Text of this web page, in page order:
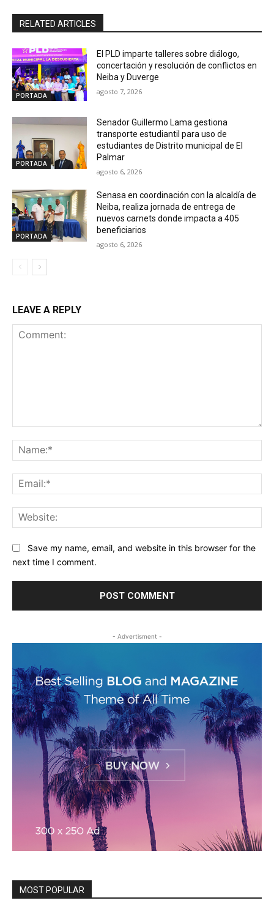
RELATED ARTICLES
PORTADA
El PLD imparte talleres sobre diálogo,
concertación y resolución de conflictos en
Neiba y Duverge
agosto 7, 2026
PORTADA
Senador Guillermo Lama gestiona
transporte estudiantil para uso de
estudiantes de Distrito municipal de El
Palmar
agosto 6, 2026
PORTADA
Senasa en coordinación con la alcaldía de
Neiba, realiza jornada de entrega de
nuevos carnets donde impacta a 405
beneficiarios
agosto 6, 2026
LEAVE A REPLY
Save my name, email, and website in this browser for the
next time I comment.
- Advertisment -
MOST POPULAR